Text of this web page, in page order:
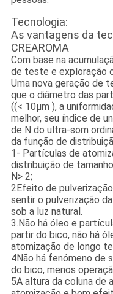
Tecnologia:
As vantagens da
CREAROMA
Com base na
de teste e exploração
Uma nova geração de
que o diâmetro das
((< 10μm ), a
melhor, seu índice de
de N do ultra-som
da função de
1- Partículas de
distribuição de
N> 2;
2Efeito de
sentir o pulverização
sob a luz natural.
3.Não há óleo e
partir do bico, não há
atomização de longo
4Não há fenómeno de
do bico, menos
5A altura da coluna de